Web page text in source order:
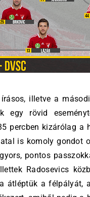
illetve a
rövid
percben kizárólag
is komoly gondot
pontos
Radosevics
átléptük a félpályát,